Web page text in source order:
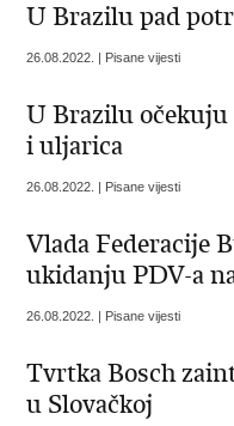
U Brazilu pad
26.08.2022. | Pisane vijesti
U Brazilu
i uljarica
26.08.2022. | Pisane vijesti
Vlada Federacije
ukidanju PDV-a
26.08.2022. | Pisane vijesti
Tvrtka Bosch
u Slovačkoj